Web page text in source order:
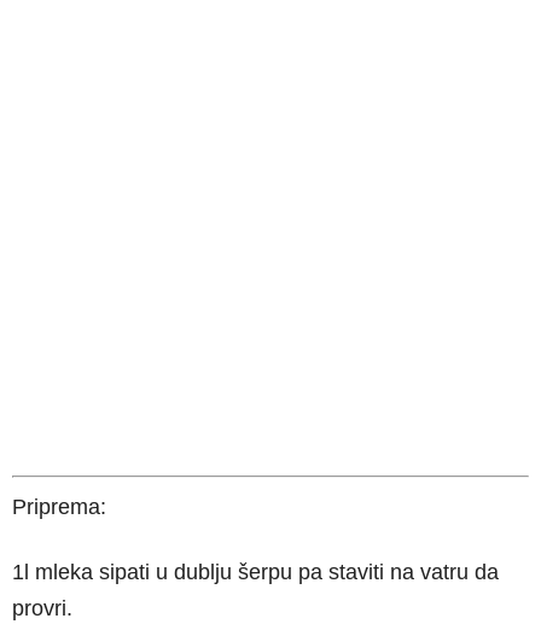
Priprema:
1l mleka sipati u dublju šerpu pa staviti na vatru da
provri.